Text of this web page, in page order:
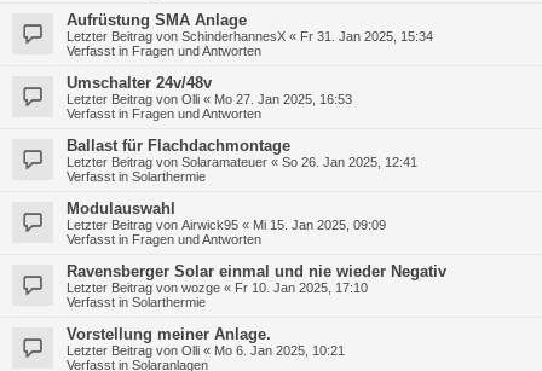
Aufrüstung SMA Anlage
Letzter Beitrag von SchinderhannesX « Fr 31. Jan 2025, 15:34
Verfasst in Fragen und Antworten
Umschalter 24v/48v
Letzter Beitrag von Olli « Mo 27. Jan 2025, 16:53
Verfasst in Fragen und Antworten
Ballast für Flachdachmontage
Letzter Beitrag von Solaramateuer « So 26. Jan 2025, 12:41
Verfasst in Solarthermie
Modulauswahl
Letzter Beitrag von Airwick95 « Mi 15. Jan 2025, 09:09
Verfasst in Fragen und Antworten
Ravensberger Solar einmal und nie wieder Negativ
Letzter Beitrag von wozge « Fr 10. Jan 2025, 17:10
Verfasst in Solarthermie
Vorstellung meiner Anlage.
Letzter Beitrag von Olli « Mo 6. Jan 2025, 10:21
Verfasst in Solaranlagen